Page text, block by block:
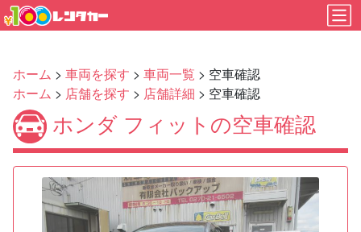
ホーム > 車両を探す > 車両一覧 > 空車確認
ホーム > 店舗を探す > 店舗詳細 > 空車確認
ホンダ フィットの空車確認